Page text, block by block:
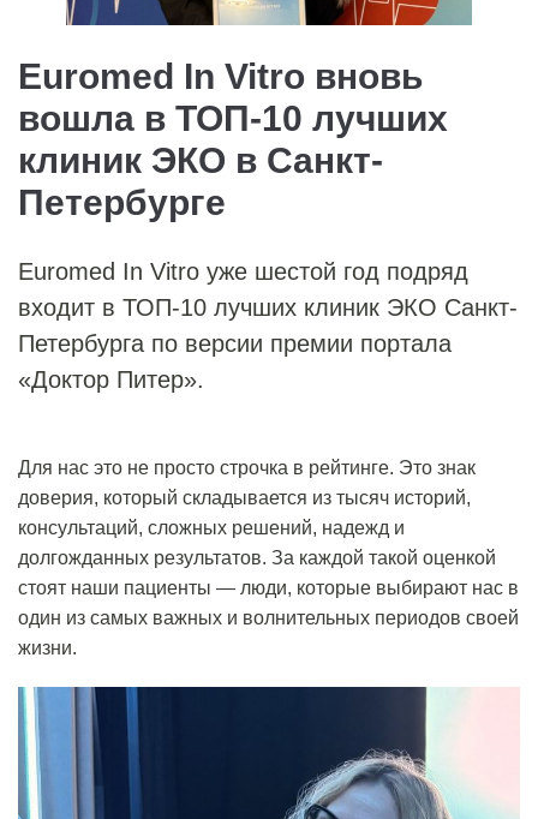
Euromed In Vitro вновь
вошла в ТОП-10 лучших
клиник ЭКО в Санкт-
Петербурге
Euromed In Vitro уже шестой год подряд
входит в ТОП-10 лучших клиник ЭКО Санкт-
Петербурга по версии премии портала
«Доктор Питер».
Для нас это не просто строчка в рейтинге. Это знак
доверия, который складывается из тысяч историй,
консультаций, сложных решений, надежд и
долгожданных результатов. За каждой такой оценкой
стоят наши пациенты — люди, которые выбирают нас в
один из самых важных и волнительных периодов своей
жизни.